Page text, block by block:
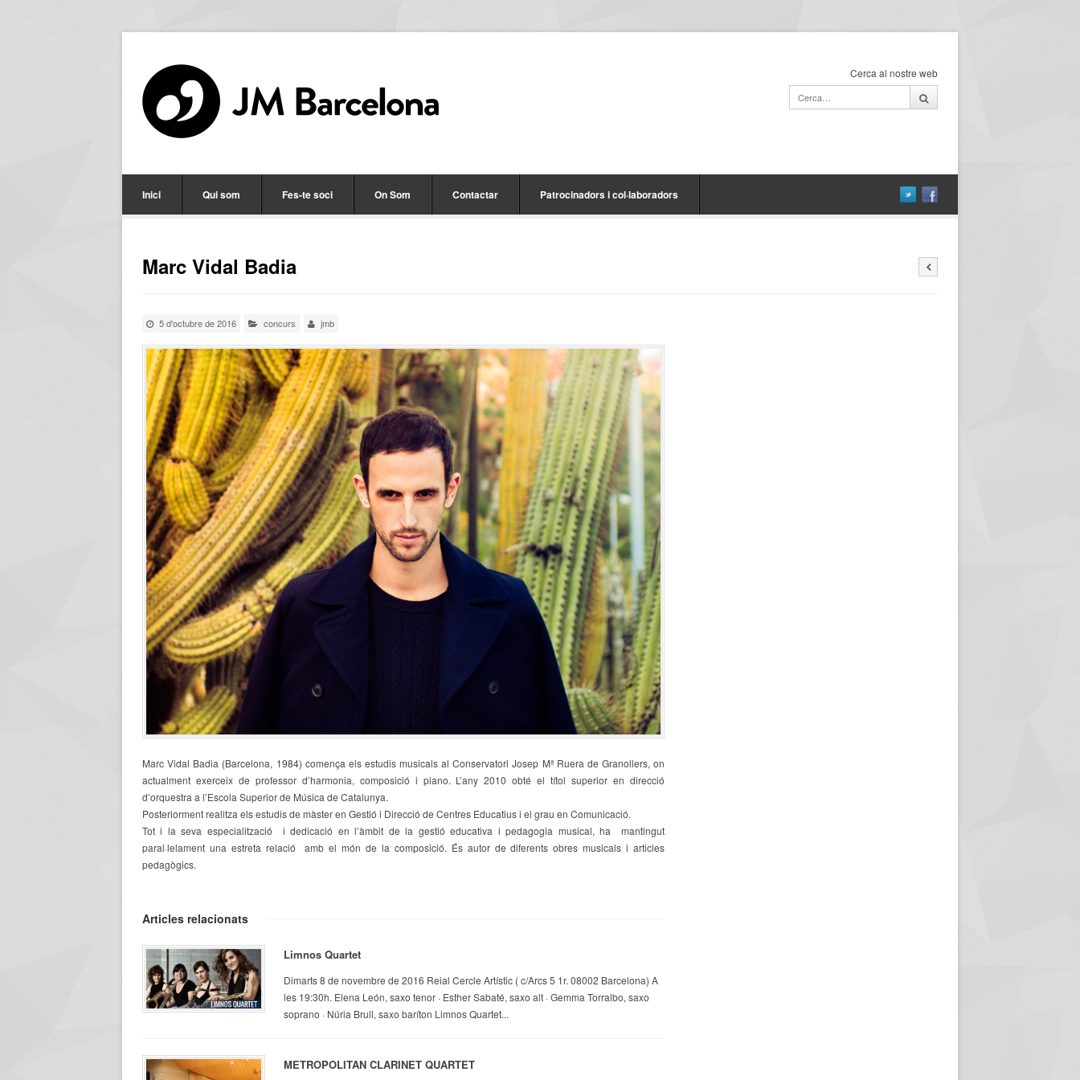
Cerca al nostre web
Inici Qui som Fes-te soci On Som Contactar Patrocinadors i col·laboradors
Marc Vidal Badia
5 d'octubre de 2016 concurs jmb
Marc Vidal Badia (Barcelona, 1984) comença els estudis musicals al Conservatori Josep Mª Ruera de Granollers, on
actualment exerceix de professor d’harmonia, composició i piano. L’any 2010 obté el títol superior en direcció
d’orquestra a l’Escola Superior de Música de Catalunya.
Posteriorment realitza els estudis de màster en Gestió i Direcció de Centres Educatius i el grau en Comunicació.
Tot i la seva especialització i dedicació en l’àmbit de la gestió educativa i pedagogia musical, ha mantingut
paral·lelament una estreta relació amb el món de la composició. És autor de diferents obres musicals i articles
pedagògics.
Articles relacionats
Limnos Quartet
Dimarts 8 de novembre de 2016 Reial Cercle Artístic ( c/Arcs 5 1r. 08002 Barcelona) A
les 19:30h. Elena León, saxo tenor · Esther Sabaté, saxo alt · Gemma Torralbo, saxo
soprano · Núria Brull, saxo baríton Limnos Quartet...
METROPOLITAN CLARINET QUARTET